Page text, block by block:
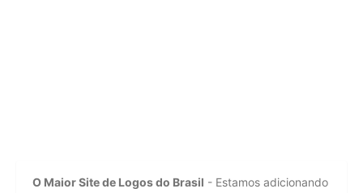
O Maior Site de Logos do Brasil - Estamos adicionando